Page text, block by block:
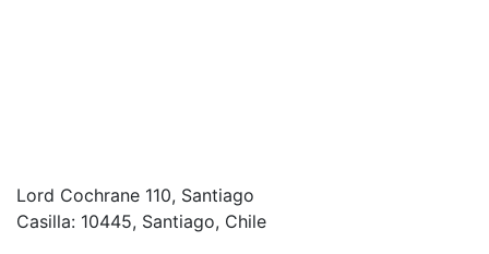
Lord Cochrane 110, Santiago
Casilla: 10445, Santiago, Chile